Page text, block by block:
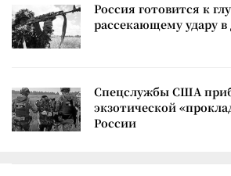
Россия готовится к
рассекающему удару
Спецслужбы США
экзотической
России